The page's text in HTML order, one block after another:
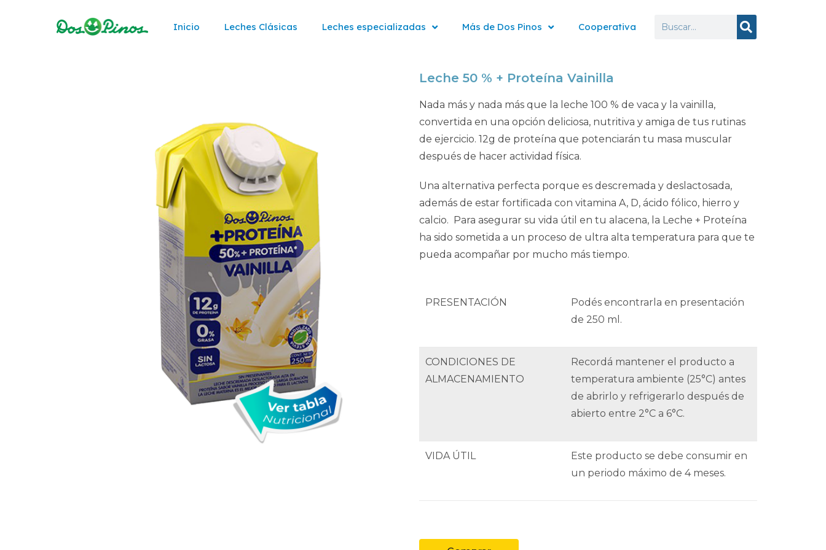
Inicio Leches Clásicas Leches especializadas Más de Dos Pinos Cooperativa
Leche 50 % + Proteína Vainilla
Nada más y nada más que la leche 100 % de vaca y la vainilla,
convertida en una opción deliciosa, nutritiva y amiga de tus rutinas
de ejercicio. 12g de proteína que potenciarán tu masa muscular
después de hacer actividad física.
Una alternativa perfecta porque es descremada y deslactosada,
además de estar fortificada con vitamina A, D, ácido fólico, hierro y
calcio. Para asegurar su vida útil en tu alacena, la Leche + Proteína
ha sido sometida a un proceso de ultra alta temperatura para que te
pueda acompañar por mucho más tiempo.
PRESENTACIÓN
Podés encontrarla en presentación
de 250 ml.
CONDICIONES DE
ALMACENAMIENTO
Recordá mantener el producto a
temperatura ambiente (25°C) antes
de abrirlo y refrigerarlo después de
abierto entre 2°C a 6°C.
VIDA ÚTIL
Este producto se debe consumir en
un periodo máximo de 4 meses.